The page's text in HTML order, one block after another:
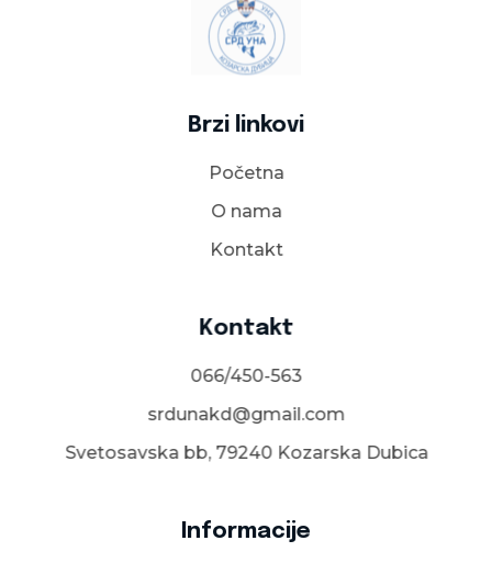
Brzi linkovi
Početna
O nama
Kontakt
Kontakt
066/450-563
srdunakd@gmail.com
Svetosavska bb, 79240 Kozarska Dubica​
Informacije